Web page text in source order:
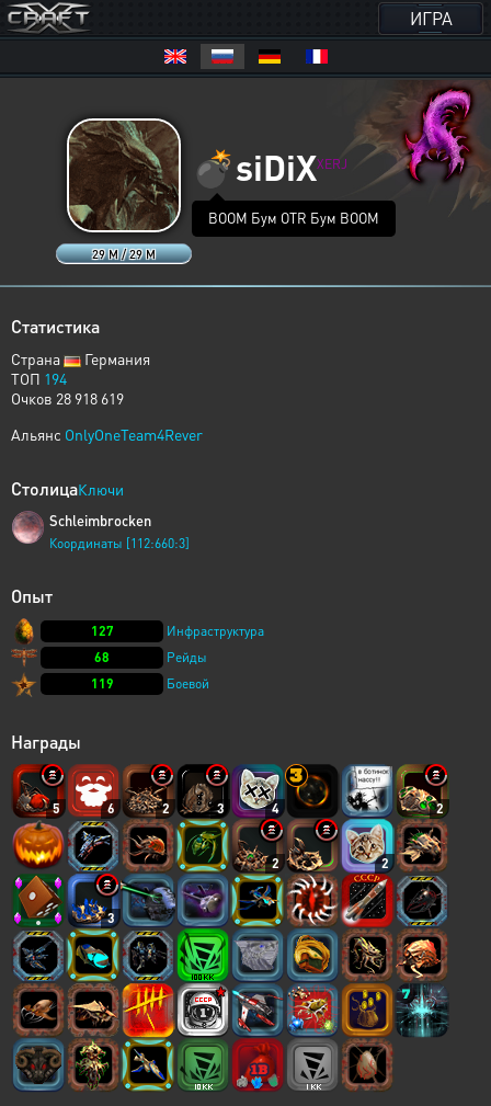
ИГРА
29 M / 29 M
💣siDiXXERJ
BOOM Бум OTR Бум BOOM
Статистика
Страна
Германия
ТОП 194
Очков 28 918 619
Альянс OnlyOneTeam4Rever
СтолицаКлючи
Schleimbrocken
Координаты [112:660:3]
Опыт
127
Инфраструктура
68
Рейды
119
Боевой
Награды
5 6 2 3 4 2
2 2
3